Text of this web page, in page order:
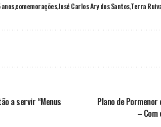
comemoraçõesJosé Carlos Ary dos SantosTerra
a servir “Menus
Plano de
– Com